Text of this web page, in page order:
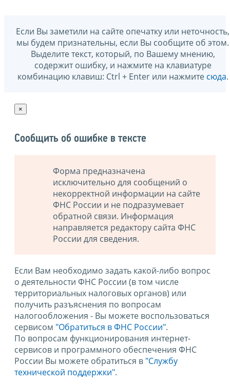
Если Вы заметили на сайте опечатку или неточность,
мы будем признательны, если Вы сообщите об этом.
Выделите текст, который, по Вашему мнению,
содержит ошибку, и нажмите на клавиатуре
комбинацию клавиш: Ctrl + Enter или нажмите сюда.
×
Сообщить об ошибке в тексте
Форма предназначена
исключительно для сообщений о
некорректной информации на сайте
ФНС России и не подразумевает
обратной связи. Информация
направляется редактору сайта ФНС
России для сведения.
Если Вам необходимо задать какой-либо вопрос
о деятельности ФНС России (в том числе
территориальных налоговых органов) или
получить разъяснения по вопросам
налогообложения - Вы можете воспользоваться
сервисом "Обратиться в ФНС России".
По вопросам функционирования интернет-
сервисов и программного обеспечения ФНС
России Вы можете обратиться в "Службу
технической поддержки".